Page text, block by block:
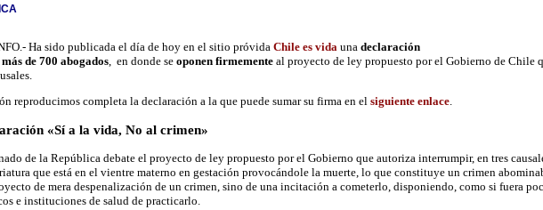
Ha sido publicada el día de hoy en el sitio próvida Chile es vidauna declaración
de 700 abogados, en donde se oponen firmementeal proyecto de ley propuesto por el Gobierno de Chile
reproducimos completa la declaración a la que puede sumar su firma en el siguiente enlace.
«Sí a la vida, No al crimen»
de la República debate el proyecto de ley propuesto por el Gobierno que autoriza interrumpir, en tres
que está en el vientre materno en gestación provocándole la muerte, lo que constituye un crimen
de mera despenalización de un crimen, sino de una incitación a cometerlo, disponiendo, como si fuera
e instituciones de salud de practicarlo.